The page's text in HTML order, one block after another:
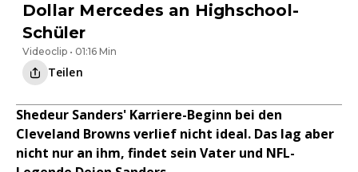
Dollar Mercedes an Highschool-
Schüler
Videoclip • 01:16 Min
Teilen
Shedeur Sanders' Karriere-Beginn bei den
Cleveland Browns verlief nicht ideal. Das lag aber
nicht nur an ihm, findet sein Vater und NFL-